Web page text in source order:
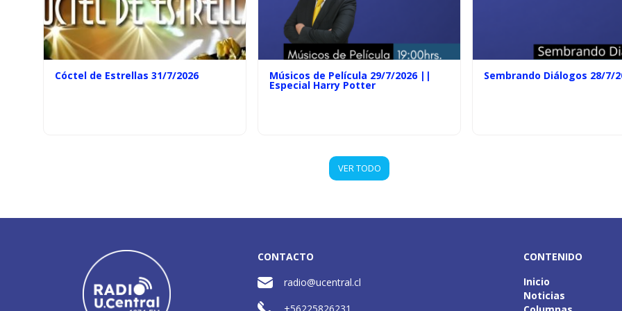
Cóctel de Estrellas 31/7/2026 Músicos de Película 29/7/2026 ||
Especial Harry Potter
Sembrando Diálogos 28/7/
VER TODO
CONTACTO
radio@ucentral.cl
CONTENIDO
Inicio
Noticias